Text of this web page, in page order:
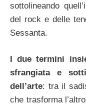
sottolineando
del rock e delle
Sessanta.
I due termini
sfrangiata e
dell’arte: tra il
che trasforma